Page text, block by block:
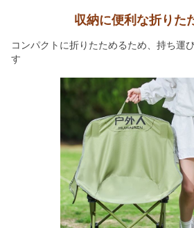
収納に便利な折りた
コンパクトに折りたためるため、持ち運
す